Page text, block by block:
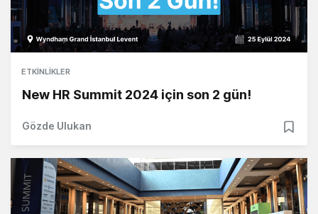
ETKINLIKLER
New HR Summit 2024 için son 2 gün!
Gözde Ulukan